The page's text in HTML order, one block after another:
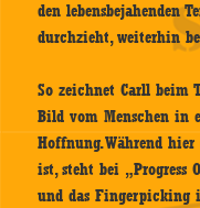
den lebensbejahenden
durchzieht, weiterhin
So zeichnet Carll beim
Bild vom Menschen in
Hoffnung. Während
ist, steht bei „Progress
und das Fingerpicking